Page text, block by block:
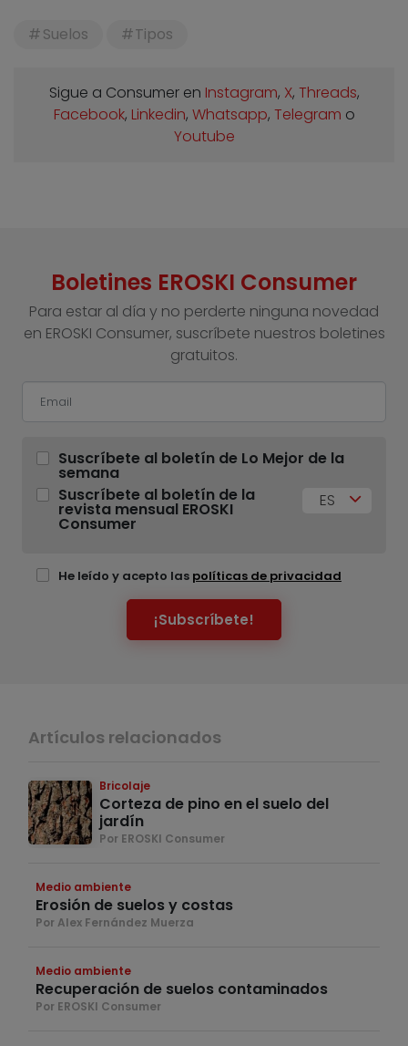
Suelos Tipos
Sigue a Consumer en Instagram, X, Threads,
Facebook, Linkedin, Whatsapp, Telegram o
Youtube
Boletines EROSKI Consumer
Para estar al día y no perderte ninguna novedad
en EROSKI Consumer, suscríbete nuestros boletines
gratuitos.
Suscríbete al boletín de Lo Mejor de la
semana
Suscríbete al boletín de la
revista mensual EROSKI
Consumer
ES
He leído y acepto las políticas de privacidad
¡Subscríbete!
Artículos relacionados
Bricolaje
Corteza de pino en el suelo del
jardín
Por EROSKI Consumer
Medio ambiente
Erosión de suelos y costas
Por Alex Fernández Muerza
Medio ambiente
Recuperación de suelos contaminados
Por EROSKI Consumer